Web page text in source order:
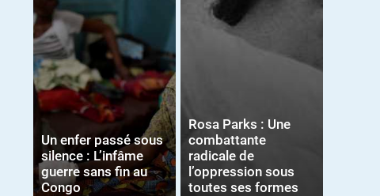
Un enfer passé sous
silence : L’infâme
guerre sans fin au
Congo
Rosa Parks : Une
combattante
radicale de
l’oppression sous
toutes ses formes